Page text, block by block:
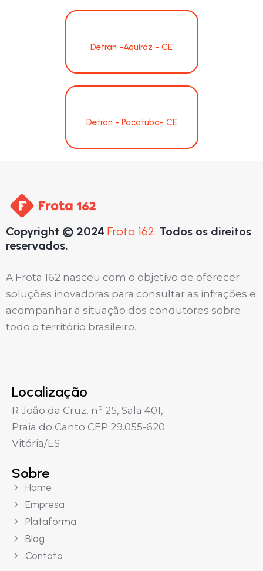
Detran -Aquiraz - CE
Detran - Pacatuba- CE
Copyright © 2024 Frota 162. Todos os direitos
reservados.
A Frota 162 nasceu com o objetivo de oferecer
soluções inovadoras para consultar as infrações e
acompanhar a situação dos condutores sobre
todo o território brasileiro.
Localização
R João da Cruz, nº 25, Sala 401,
Praia do Canto CEP 29.055-620
Vitória/ES
Sobre
Home
Empresa
Plataforma
Blog
Contato